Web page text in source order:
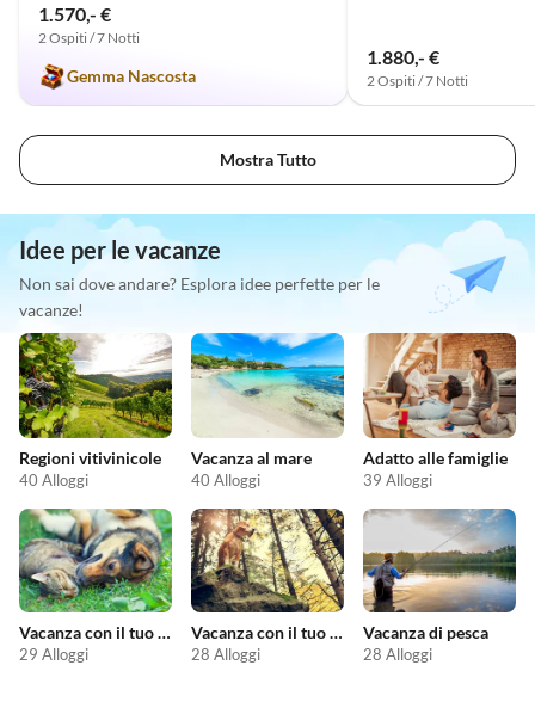
1.570,- €
2 Ospiti / 7 Notti
Gemma Nascosta
1.880,- €
2 Ospiti / 7 Notti
Mostra Tutto
Idee per le vacanze
Non sai dove andare? Esplora idee perfette per le
vacanze!
Regioni vitivinicole
40 Alloggi
Vacanza al mare
40 Alloggi
Adatto alle famiglie
39 Alloggi
Vacanza con il tuo animale domestico
29 Alloggi
Vacanza con il tuo cane
28 Alloggi
Vacanza di pesca
28 Alloggi